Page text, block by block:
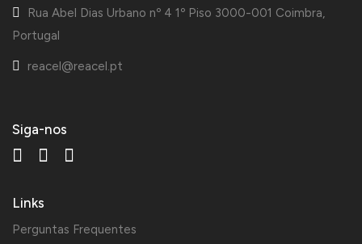
Rua Abel Dias Urbano nº 4 1º Piso 3000-001 Coimbra,
Portugal
reacel@reacel.pt
Siga-nos
Links
Perguntas Frequentes